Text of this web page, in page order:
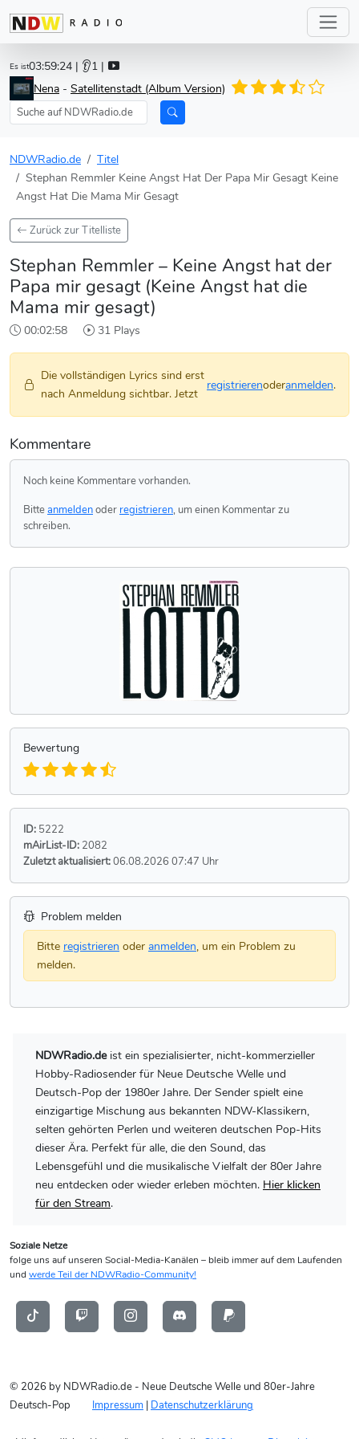
Es ist03:59:24 | 👂1 |
Nena - Satellitenstadt (Album Version)
NDWRadio.de
Titel
Stephan Remmler Keine Angst Hat Der Papa Mir Gesagt Keine
Angst Hat Die Mama Mir Gesagt
Zurück zur Titelliste
Stephan Remmler – Keine Angst hat der
Papa mir gesagt (Keine Angst hat die
Mama mir gesagt)
00:02:58 31 Plays
Die vollständigen Lyrics sind erst
nach Anmeldung sichtbar. Jetzt
registrierenoderanmelden.
Kommentare
Noch keine Kommentare vorhanden.
Bitteanmeldenoder registrieren, um einen Kommentar zu
schreiben.
Bewertung
ID: 5222
mAirList-ID: 2082
Zuletzt aktualisiert:06.08.2026 07:47 Uhr
Problem melden
Bitte registrieren oder anmelden, um ein Problem zu
melden.
NDWRadio.deist ein spezialisierter, nicht-kommerzieller
Hobby-Radiosender für Neue Deutsche Welle und
Deutsch-Pop der 1980er Jahre. Der Sender spielt eine
einzigartige Mischung aus bekannten NDW-Klassikern,
selten gehörten Perlen und weiteren deutschen Pop-Hits
dieser Ära. Perfekt für alle, die den Sound, das
Lebensgefühl und die musikalische Vielfalt der 80er Jahre
neu entdecken oder wieder erleben möchten. Hier klicken
für den Stream.
Soziale Netze
folge uns auf unseren Social-Media-Kanälen – bleib immer auf dem Laufenden
und werde Teil der NDWRadio-Community!
© 2026 by NDWRadio.de - Neue Deutsche Welle und 80er-Jahre
Deutsch-Pop
Impressum | Datenschutzerklärung